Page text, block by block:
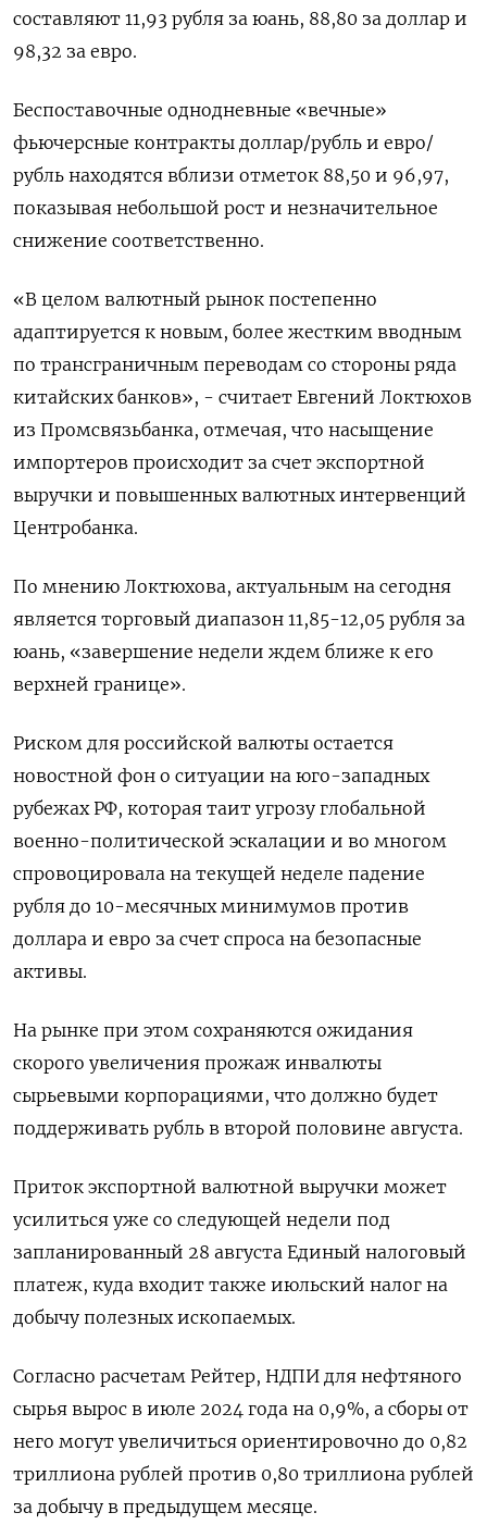
составляют 11,93 рубля за юань, 88,80 за доллар и
98,32 за евро.
Беспоставочные однодневные «вечные»
фьючерсные контракты доллар/рубль и евро/
рубль находятся вблизи отметок 88,50 и 96,97,
показывая небольшой рост и незначительное
снижение соответственно.
«В целом валютный рынок постепенно
адаптируется к новым, более жестким вводным
по трансграничным переводам со стороны ряда
китайских банков», - считает Евгений Локтюхов
из Промсвязьбанка, отмечая, что насыщение
импортеров происходит за счет экспортной
выручки и повышенных валютных интервенций
Центробанка.
По мнению Локтюхова, актуальным на сегодня
является торговый диапазон 11,85-12,05 рубля за
юань, «завершение недели ждем ближе к его
верхней границе».
Риском для российской валюты остается
новостной фон о ситуации на юго-западных
рубежах РФ, которая таит угрозу глобальной
военно-политической эскалации и во многом
спровоцировала на текущей неделе падение
рубля до 10-месячных минимумов против
доллара и евро за счет спроса на безопасные
активы.
На рынке при этом сохраняются ожидания
скорого увеличения прожаж инвалюты
сырьевыми корпорациями, что должно будет
поддерживать рубль в второй половине августа.
Приток экспортной валютной выручки может
усилиться уже со следующей недели под
запланированный 28 августа Единый налоговый
платеж, куда входит также июльский налог на
добычу полезных ископаемых.
Согласно расчетам Рейтер, НДПИ для нефтяного
сырья вырос в июле 2024 года на 0,9%, а сборы от
него могут увеличиться ориентировочно до 0,82
триллиона рублей против 0,80 триллиона рублей
за добычу в предыдущем месяце.